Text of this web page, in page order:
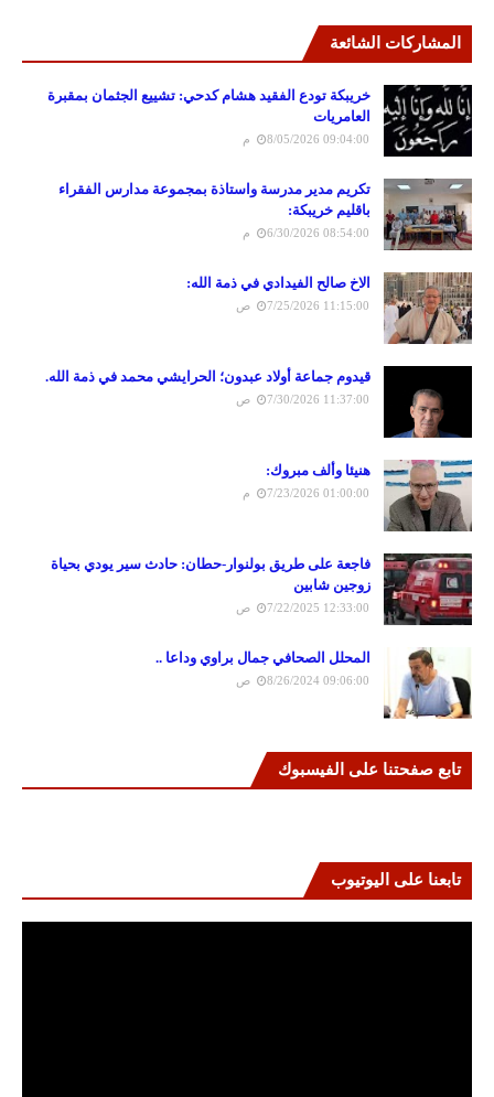
المشاركات الشائعة
خريبكة تودع الفقيد هشام كدحي: تشييع الجثمان بمقبرة
العامريات
8/05/2026 09:04:00 م
تكريم مدير مدرسة واستاذة بمجموعة مدارس الفقراء
باقليم خريبكة:
6/30/2026 08:54:00 م
الاخ صالح الفيدادي في ذمة الله:
7/25/2026 11:15:00 ص
قيدوم جماعة أولاد عبدون؛ الحرايشي محمد في ذمة الله.
7/30/2026 11:37:00 ص
هنيئا وألف مبروك:
7/23/2026 01:00:00 م
فاجعة على طريق بولنوار-حطان: حادث سير يودي بحياة
زوجين شابين
7/22/2025 12:33:00 ص
المحلل الصحافي جمال براوي وداعا ..
8/26/2024 09:06:00 ص
تابع صفحتنا على الفيسبوك
تابعنا على اليوتيوب